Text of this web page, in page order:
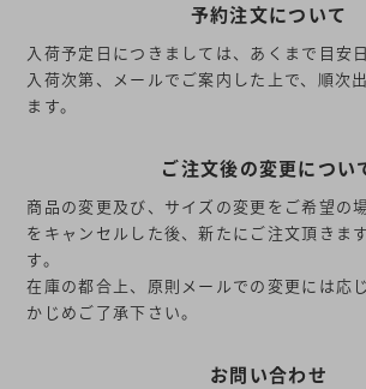
予約注文について
入荷予定日につきましては、あくまで目安
入荷次第、メールでご案内した上で、順次
ます。
ご注文後の変更につい
商品の変更及び、サイズの変更をご希望の
をキャンセルした後、新たにご注文頂きま
す。
在庫の都合上、原則メールでの変更には応
かじめご了承下さい。
お問い合わせ